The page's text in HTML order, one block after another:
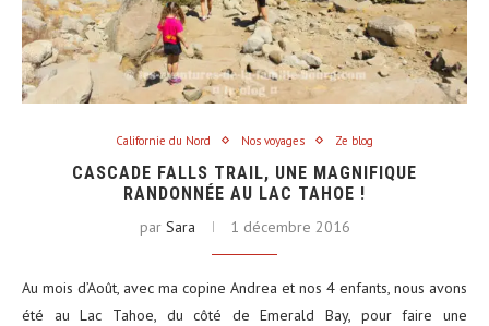
Californie du Nord Nos voyages Ze blog
CASCADE FALLS TRAIL, UNE MAGNIFIQUE
RANDONNÉE AU LAC TAHOE !
par Sara 1 décembre 2016
Au mois d’Août, avec ma copine Andrea et nos 4 enfants, nous avons
été au Lac Tahoe, du côté de Emerald Bay, pour faire une